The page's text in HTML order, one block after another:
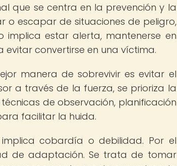
que se centra en la prevención y la
o escapar de situaciones de peligro,
implica estar alerta, mantenerse en
convertirse en una víctima.
manera de sobrevivir es evitar el
a través de la fuerza, se prioriza la
de observación, planificación
facilitar la huida.
cobardía o debilidad. Por el
de adaptación. Se trata de tomar